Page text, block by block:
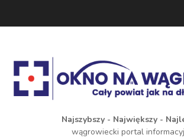
Najszybszy - Największy -
wągrowiecki portal